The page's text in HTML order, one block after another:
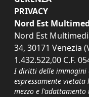
PRIVACY
Nord Est
Nord Est
34, 30171 Venezia
1.432.522,00 C.F.
I diritti delle immagini
espressamente
mezzo e